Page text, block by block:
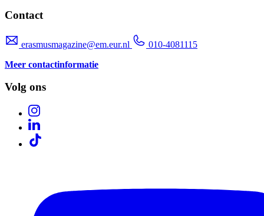
Contact
erasmusmagazine@em.eur.nl
010-4081115
Meer contactinformatie
Volg ons